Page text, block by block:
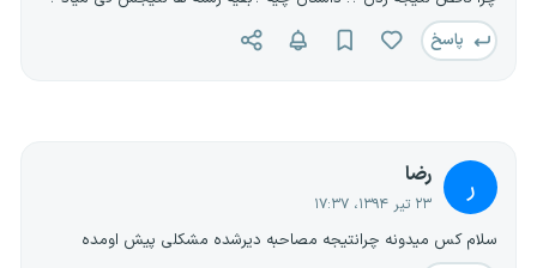
پاسخ
ر رضا
۲۳ تیر ۱۳۹۴، ۱۷:۳۷
سلام کس میدونه چرانتیجه مصاحبه دیرشده مشکلی پیش اومده